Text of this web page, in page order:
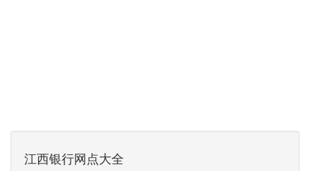
江西银行网点大全